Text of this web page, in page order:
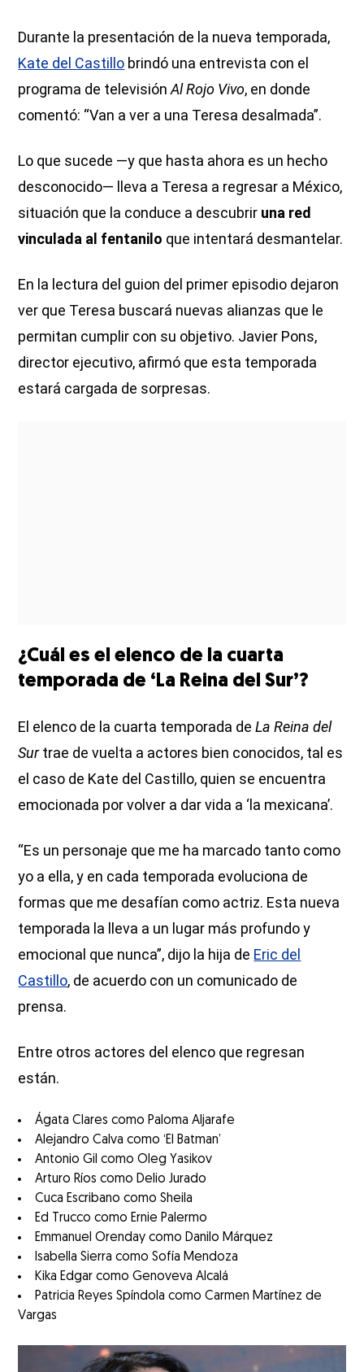
Durante la presentación de la nueva temporada,
Kate del Castillo brindó una entrevista con el
programa de televisiónAl Rojo Vivo, en donde
comentó: “Van a ver a una Teresa desalmada”.
Lo que sucede —y que hasta ahora es un hecho
desconocido— lleva a Teresa a regresar a México,
situación que la conduce a descubrir una red
vinculada al fentanilo que intentará desmantelar.
En la lectura del guion del primer episodio dejaron
ver que Teresa buscará nuevas alianzas que le
permitan cumplir con su objetivo. Javier Pons,
director ejecutivo, afirmó que esta temporada
estará cargada de sorpresas.
¿Cuál es el elenco de la cuarta
temporada de ‘La Reina del Sur’?
El elenco de la cuarta temporada deLa Reina del
Surtrae de vuelta a actores bien conocidos, tal es
el caso de Kate del Castillo, quien se encuentra
emocionada por volver a dar vida a ‘la mexicana’.
“Es un personaje que me ha marcado tanto como
yo a ella, y en cada temporada evoluciona de
formas que me desafían como actriz. Esta nueva
temporada la lleva a un lugar más profundo y
emocional que nunca”, dijo la hija de Eric del
Castillo, de acuerdo con un comunicado de
prensa.
Entre otros actores del elenco que regresan
están.
Ágata Clares como Paloma Aljarafe
Alejandro Calva como ‘El Batman’
Antonio Gil como Oleg Yasikov
Arturo Ríos como Delio Jurado
Cuca Escribano como Sheila
Ed Trucco como Ernie Palermo
Emmanuel Orenday como Danilo Márquez
Isabella Sierra como Sofía Mendoza
Kika Edgar como Genoveva Alcalá
Patricia Reyes Spíndola como Carmen Martínez de
Vargas